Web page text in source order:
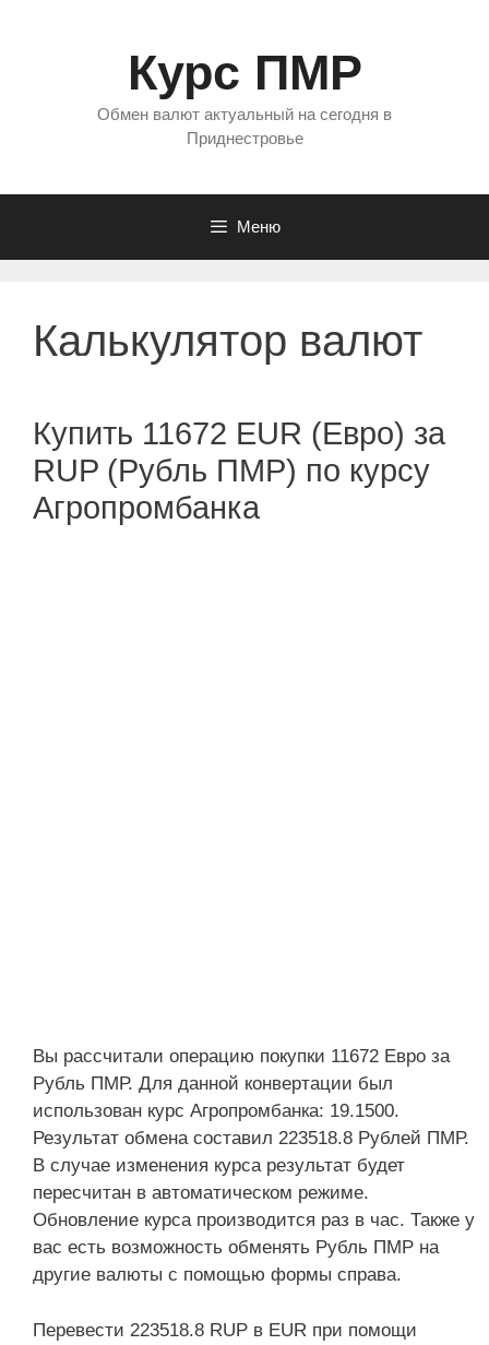
Курс ПМР
Обмен валют актуальный на сегодня в
Приднестровье
Меню
Калькулятор валют
Купить 11672 EUR (Евро) за
RUP (Рубль ПМР) по курсу
Агропромбанка
Вы рассчитали операцию покупки 11672 Евро за
Рубль ПМР. Для данной конвертации был
использован курс Агропромбанка: 19.1500.
Результат обмена составил 223518.8 Рублей ПМР.
В случае изменения курса результат будет
пересчитан в автоматическом режиме.
Обновление курса производится раз в час. Также у
вас есть возможность обменять Рубль ПМР на
другие валюты с помощью формы справа.
Перевести 223518.8 RUP в EUR при помощи